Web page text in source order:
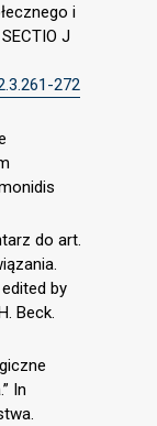
i
J
272
do art.
by
Beck.
In